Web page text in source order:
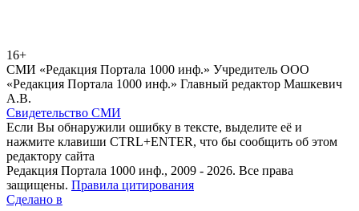
16+
СМИ «Редакция Портала 1000 инф.» Учредитель ООО
«Редакция Портала 1000 инф.» Главный редактор Машкевич
А.В.
Свидетельство СМИ
Если Вы обнаружили ошибку в тексте, выделите её и
нажмите клавиши CTRL+ENTER, что бы сообщить об этом
редактору сайта
Редакция Портала 1000 инф., 2009 - 2026. Все права
защищены. Правила цитирования
Сделано в